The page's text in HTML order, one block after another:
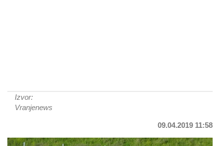
Izvor:
Vranjenews
09.04.2019 11:58